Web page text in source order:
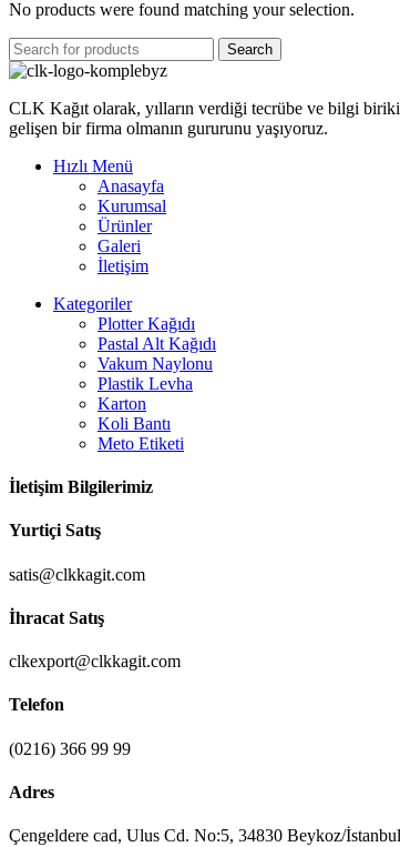
No products were found matching your selection.
Search
CLK Kağıt olarak, yılların verdiği tecrübe ve bilgi
gelişen bir firma olmanın gururunu yaşıyoruz.
Hızlı Menü
Anasayfa
Kurumsal
Ürünler
Galeri
İletişim
Kategoriler
Plotter Kağıdı
Pastal Alt Kağıdı
Vakum Naylonu
Plastik Levha
Karton
Koli Bantı
Meto Etiketi
İletişim Bilgilerimiz
Yurtiçi Satış
satis@clkkagit.com
İhracat Satış
clkexport@clkkagit.com
Telefon
(0216) 366 99 99
Adres
Çengeldere cad, Ulus Cd. No:5, 34830 Beykoz/İstanbul